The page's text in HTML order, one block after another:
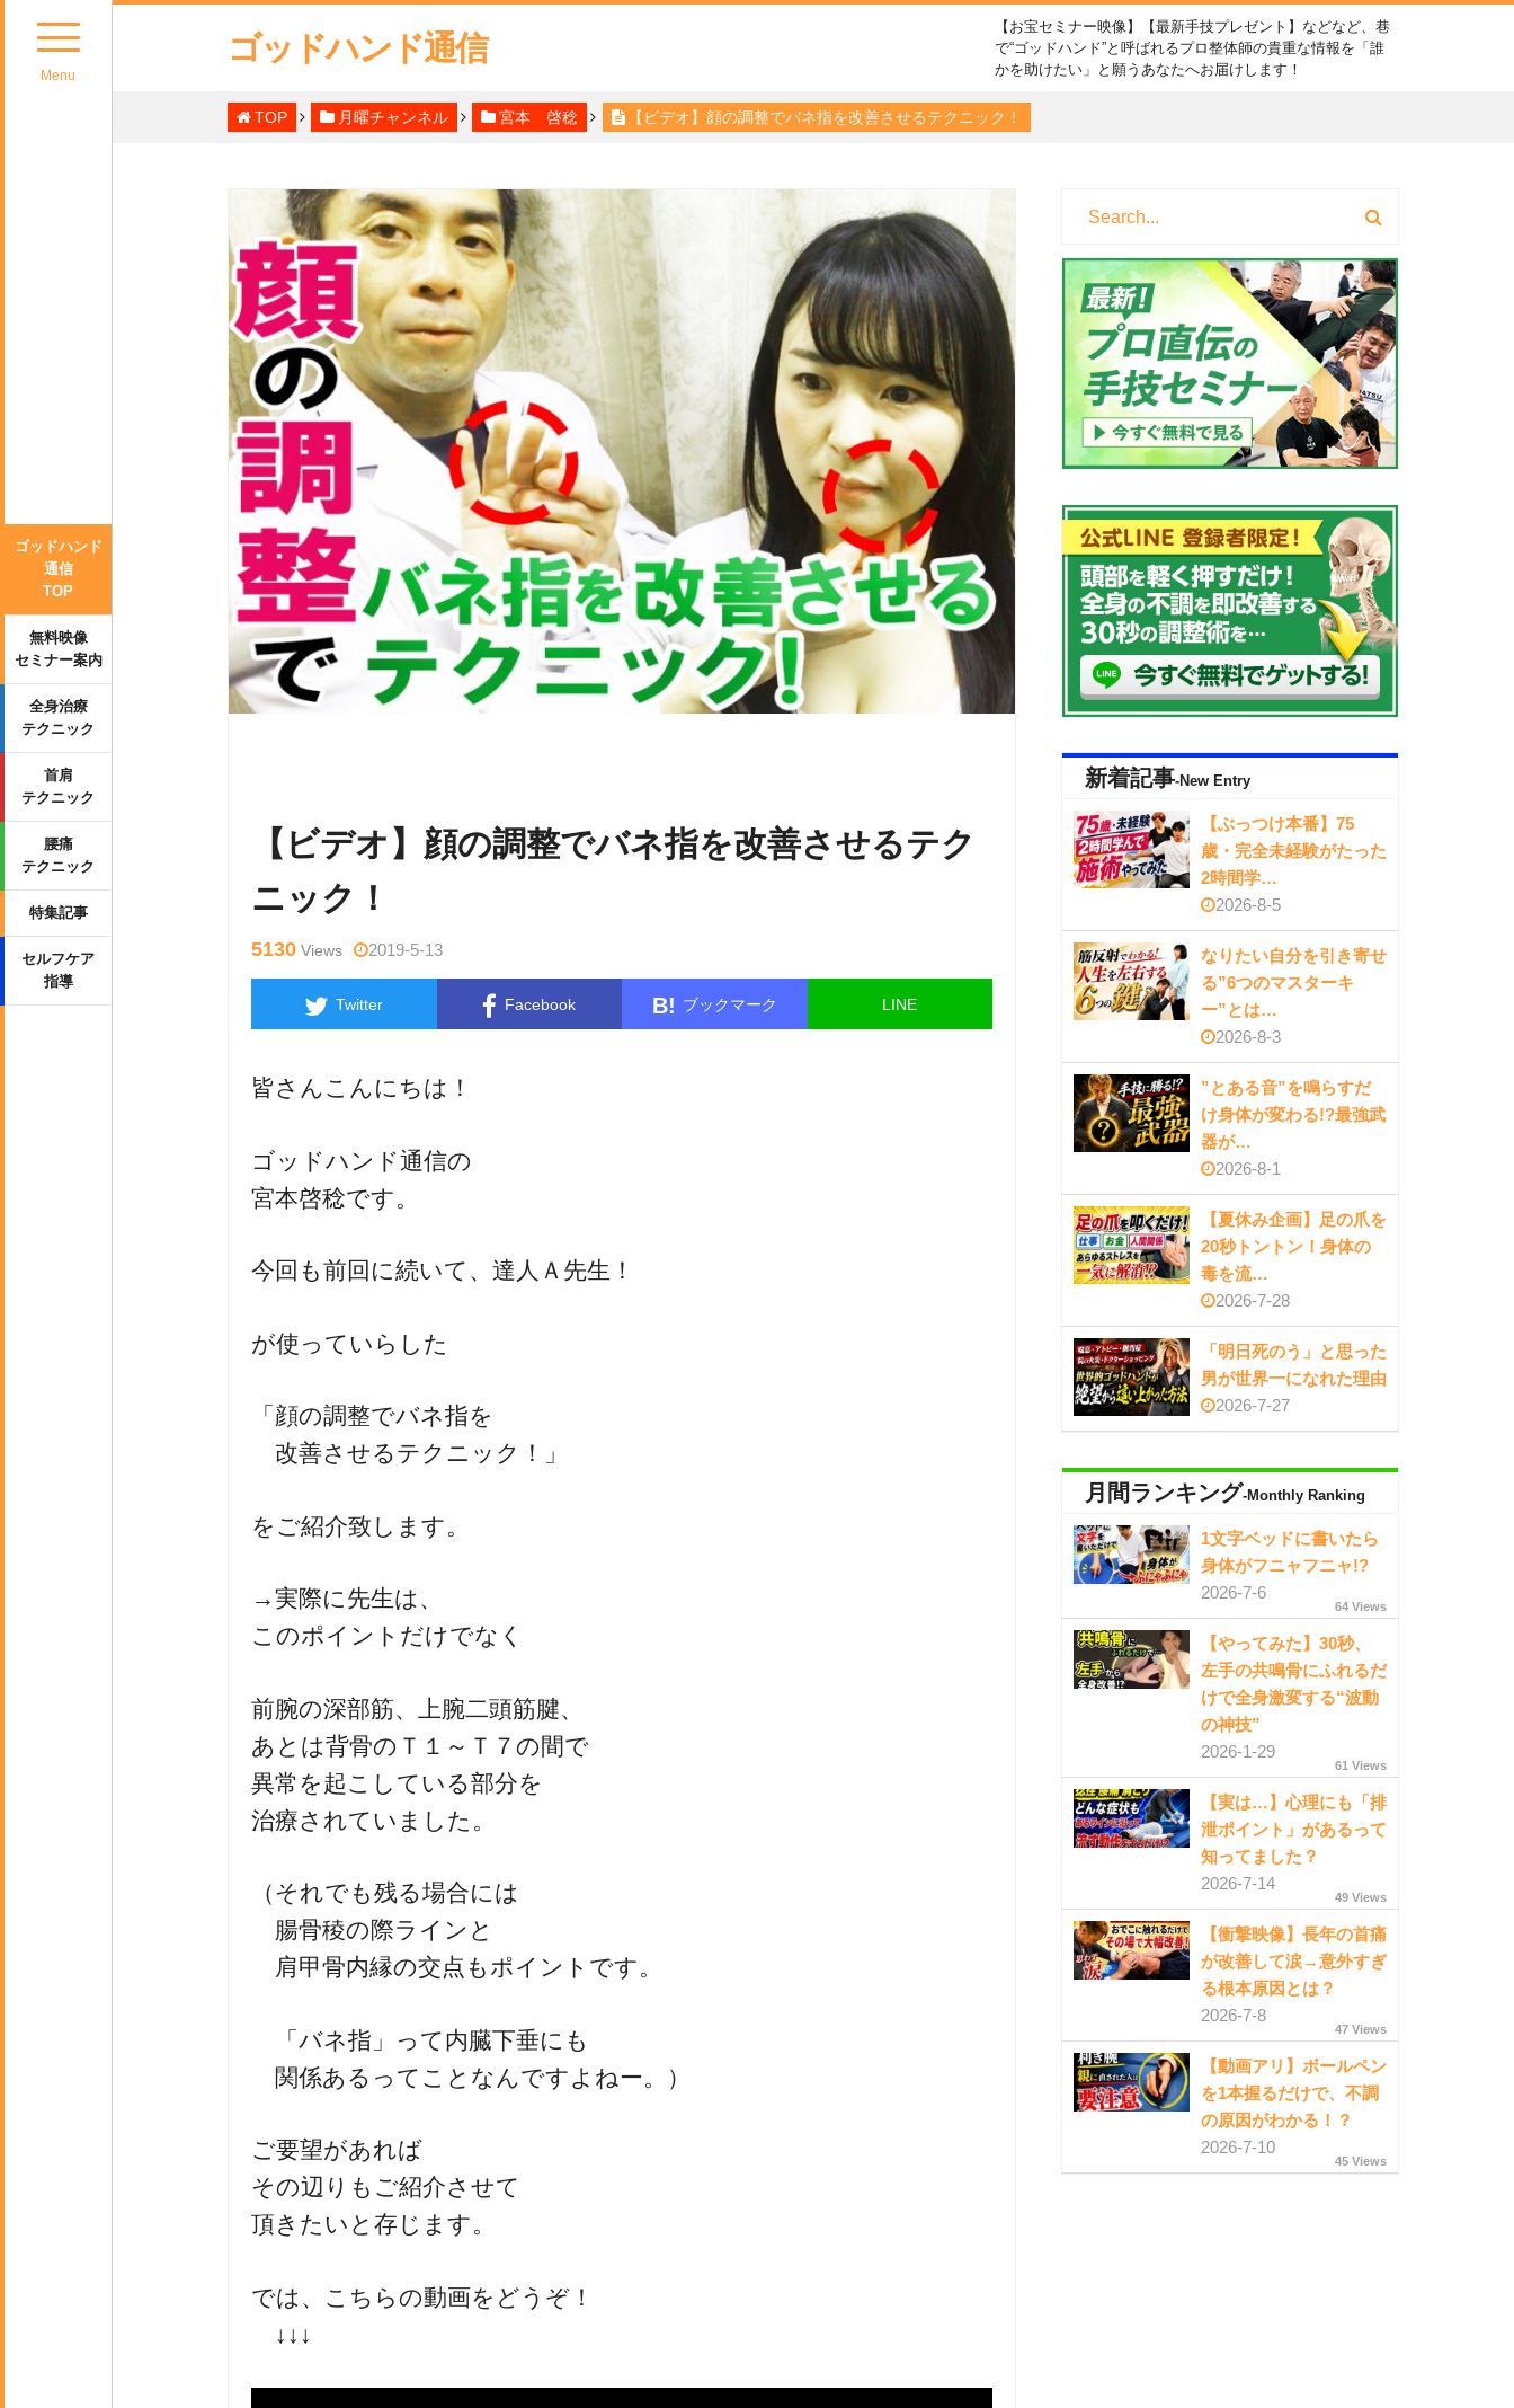
Menu
ゴッドハンド
通信
TOP
無料映像
セミナー案内
全身治療
テクニック
首肩
テクニック
腰痛
テクニック
特集記事
セルフケア
指導
ゴッドハンド通信
【お宝セミナー映像】【最新手技プレゼント】などなど、巷
で“ゴッドハンド”と呼ばれるプロ整体師の貴重な情報を「誰
かを助けたい」と願うあなたへお届けします！
TOP 月曜チャンネル 宮本 啓稔 【ビデオ】顔の調整でバネ指を改善させるテクニック！
【ビデオ】顔の調整でバネ指を改善させるテク
ニック！
5130 Views 2019-5-13
Twitter Facebook B! ブックマーク LINE
皆さんこんにちは！
ゴッドハンド通信の
宮本啓稔です。
今回も前回に続いて、達人Ａ先生！
が使っていらした
「顔の調整でバネ指を
改善させるテクニック！」
をご紹介致します。
→実際に先生は、
このポイントだけでなく
前腕の深部筋、上腕二頭筋腱、
あとは背骨のＴ１～Ｔ７の間で
異常を起こしている部分を
治療されていました。
（それでも残る場合には
腸骨稜の際ラインと
肩甲骨内縁の交点もポイントです。
「バネ指」って内臓下垂にも
関係あるってことなんですよねー。）
ご要望があれば
その辺りもご紹介させて
頂きたいと存じます。
では、こちらの動画をどうぞ！
↓↓↓
新着記事-New Entry
【ぶっつけ本番】75
歳・完全未経験がたった
2時間学…
2026-8-5
なりたい自分を引き寄せ
る”6つのマスターキ
ー”とは…
2026-8-3
”とある音”を鳴らすだ
け身体が変わる!?最強武
器が…
2026-8-1
【夏休み企画】足の爪を
20秒トントン！身体の
毒を流…
2026-7-28
「明日死のう」と思った
男が世界一になれた理由
2026-7-27
月間ランキング-Monthly Ranking
1文字ベッドに書いたら
身体がフニャフニャ!?
2026-7-6
64 Views
【やってみた】30秒、
左手の共鳴骨にふれるだ
けで全身激変する“波動
の神技”
2026-1-29
61 Views
【実は…】心理にも「排
泄ポイント」があるって
知ってました？
2026-7-14
49 Views
【衝撃映像】長年の首痛
が改善して涙→意外すぎ
る根本原因とは？
2026-7-8
47 Views
【動画アリ】ボールペン
を1本握るだけで、不調
の原因がわかる！？
2026-7-10
45 Views